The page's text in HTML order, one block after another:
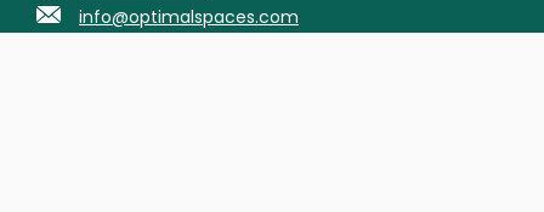
info@optimalspaces.com